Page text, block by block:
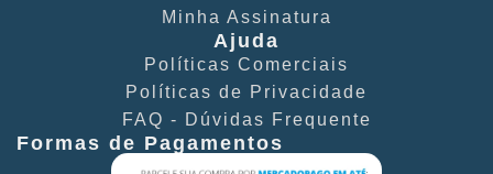
Minha Assinatura
Ajuda
Políticas Comerciais​
Políticas de Privacidade​
FAQ - Dúvidas Frequente​
Formas de Pagamentos